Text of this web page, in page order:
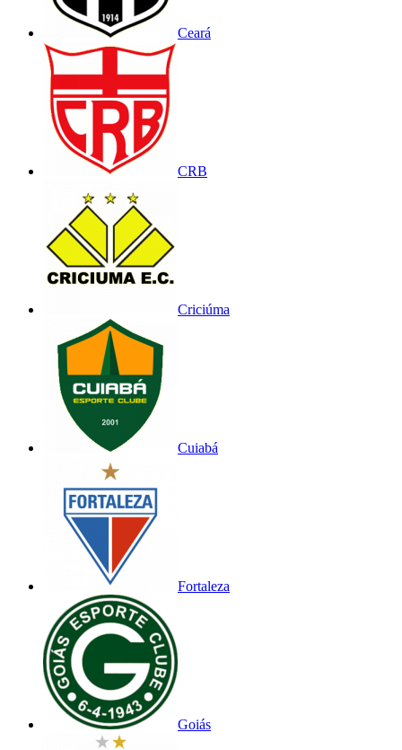
Ceará
CRB
Criciúma
Cuiabá
Fortaleza
Goiás